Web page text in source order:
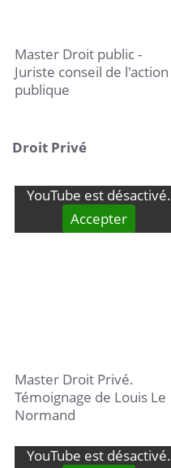
Master Droit public -
Juriste conseil de l'action
publique
Droit Privé
YouTube est désactivé.
Accepter
Master Droit Privé.
Témoignage de Louis Le
Normand
YouTube est désactivé.